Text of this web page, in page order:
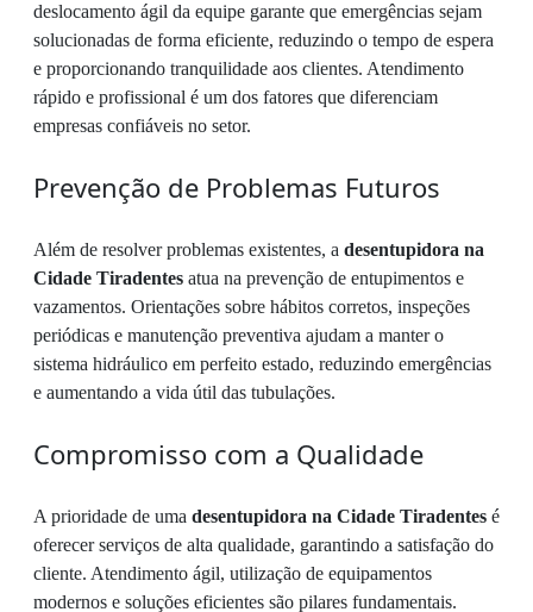
deslocamento ágil da equipe garante que emergências sejam
solucionadas de forma eficiente, reduzindo o tempo de espera
e proporcionando tranquilidade aos clientes. Atendimento
rápido e profissional é um dos fatores que diferenciam
empresas confiáveis no setor.
Prevenção de Problemas Futuros
Além de resolver problemas existentes, a desentupidora na
Cidade Tiradentes atua na prevenção de entupimentos e
vazamentos. Orientações sobre hábitos corretos, inspeções
periódicas e manutenção preventiva ajudam a manter o
sistema hidráulico em perfeito estado, reduzindo emergências
e aumentando a vida útil das tubulações.
Compromisso com a Qualidade
A prioridade de uma desentupidora na Cidade Tiradentes é
oferecer serviços de alta qualidade, garantindo a satisfação do
cliente. Atendimento ágil, utilização de equipamentos
modernos e soluções eficientes são pilares fundamentais.